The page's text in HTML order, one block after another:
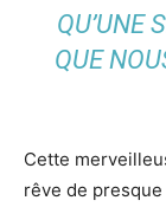
QU’UNE
QUE
Cette
rêve de